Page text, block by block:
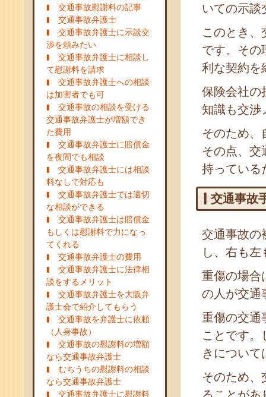
交通事故慰謝料の記事
交通事故弁護士
交通事故弁護士に示談交
渉を頼みたい
交通事故弁護士に相談し
て慰謝料を請求
交通事故弁護士への相談
は加害者でも可
交通事故の相談を受ける
交通事故弁護士が増額でき
た費用
交通事故弁護士に賠償金
を夜間でも相談
交通事故弁護士には相談
料なしで対応も
交通事故弁護士では適切
な相談ができる
交通事故弁護士は賠償金
もしくは慰謝料で力になっ
てくれる
交通事故弁護士の費用
交通事故弁護士に法律相
談をするメリット
交通事故弁護士を大阪弁
護士会で紹介してもらう
交通事故を弁護士に依頼
（人身事故）
交通事故の慰謝料の増額
なら交通事故弁護士
むちうちの慰謝料の相談
なら交通事故弁護士
交通事故弁護士に慰謝料
いての示談
このとき、
です。その
利な契約を
保険会社の
知識も交渉
そのため、
その点、交
持っている
交通事故
交通事故の
し、右も
重傷の場合
の人が交通
重傷の交通
ことです。
きについて
そのため、